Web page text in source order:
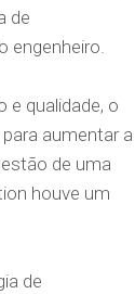
de
e qualidade, o
aumentar a
de uma
houve um
de